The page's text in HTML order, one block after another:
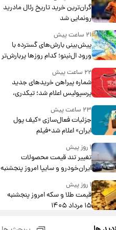
گران‌ترین خرید تاریخ رئال مادرید
رونمایی شد
۲۱ ساعت پیش
پیش‌بینی بارش‌های گسترده با
ورود ال‌نینو؛ کدام روزها پربارش‌تر
۲۲ ساعت پیش
شماره پیراهن خریدهای جدید
پرسپولیس اعلام شد؛ تیکدری،
۲۳ ساعت پیش
جزئیات فعال‌سازی «کیف پول
ایران» اعلام شد+فیلم
۱ روز پیش
تغییر تند قیمت محصولات
ایران‌خودرو و سایپا امروز پنجشنبه
۱۵ مرداد ۱۴۰۵ +جدول
۱ روز پیش
قیمت طلا و سکه امروز پنجشنبه
۱۵ مرداد ۱۴۰۵